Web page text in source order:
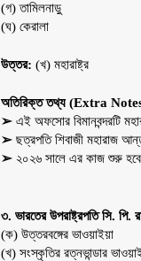
(গ) তামিলনাড়ু
(ঘ) কেরালা
উত্তর: (খ) মহারাষ্ট্র
অতিরিক্ত তথ্য (Extra
➢ এই অফসোর বিমানবন্দরটি
➢ ছত্রপতি শিবাজী মহারাজ
➢ ২০২৬ সালে এর কাজ শুরু
৩. ভারতের উপরাষ্ট্রপতি সি.
(ক) উত্তরবঙ্গের ভাওয়াইয়া
(খ) সংস্কৃতির রত্নভান্ডার